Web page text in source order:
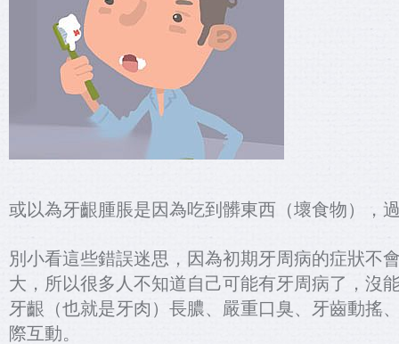
或以為牙齦腫脹是因為吃到髒東西（壞食物）
別小看這些錯誤迷思，因為初期牙周病的症狀不
大，所以很多人不知道自己可能有牙周病了，沒
牙齦（也就是牙肉）長膿、嚴重口臭、牙齒動搖
際互動。